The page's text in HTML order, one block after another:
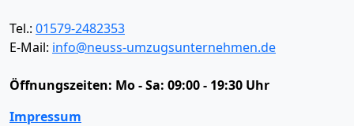
Tel.: 01579-2482353
E-Mail: info@neuss-umzugsunternehmen.de
Öffnungszeiten: Mo - Sa: 09:00 - 19:30 Uhr
Impressum